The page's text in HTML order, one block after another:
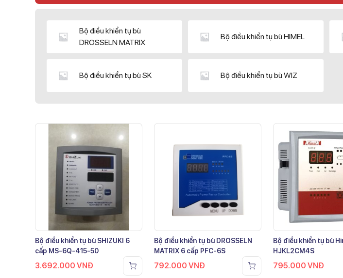
Bộ điều khiển tụ bù
DROSSELN MATRIX
Bộ điều khiển tụ bù HIMEL
Bộ điều khiển tụ bù SK Bộ điều khiển tụ bù WIZ
Bộ điều khiển tụ bù SHIZUKI 6
cấp MS-6Q-415-50
3.692.000 VNĐ
Bộ điều khiển tụ bù DROSSELN
MATRIX 6 cấp PFC-6S
792.000 VNĐ
Bộ điều khiển tụ bù
HJKL2CM4S
795.000 VNĐ